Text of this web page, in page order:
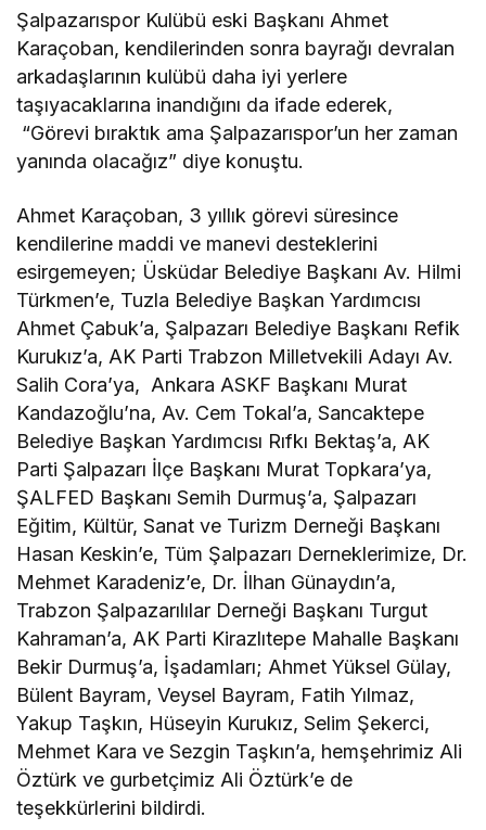
Şalpazarıspor Kulübü eski Başkanı Ahmet
Karaçoban, kendilerinden sonra bayrağı devralan
arkadaşlarının kulübü daha iyi yerlere
taşıyacaklarına inandığını da ifade ederek,
“Görevi bıraktık ama Şalpazarıspor’un her zaman
yanında olacağız” diye konuştu.
Ahmet Karaçoban, 3 yıllık görevi süresince
kendilerine maddi ve manevi desteklerini
esirgemeyen; Üsküdar Belediye Başkanı Av. Hilmi
Türkmen’e, Tuzla Belediye Başkan Yardımcısı
Ahmet Çabuk’a, Şalpazarı Belediye Başkanı Refik
Kurukız’a, AK Parti Trabzon Milletvekili Adayı Av.
Salih Cora’ya, Ankara ASKF Başkanı Murat
Kandazoğlu’na, Av. Cem Tokal’a, Sancaktepe
Belediye Başkan Yardımcısı Rıfkı Bektaş’a, AK
Parti Şalpazarı İlçe Başkanı Murat Topkara’ya,
ŞALFED Başkanı Semih Durmuş’a, Şalpazarı
Eğitim, Kültür, Sanat ve Turizm Derneği Başkanı
Hasan Keskin’e, Tüm Şalpazarı Derneklerimize, Dr.
Mehmet Karadeniz’e, Dr. İlhan Günaydın’a,
Trabzon Şalpazarılılar Derneği Başkanı Turgut
Kahraman’a, AK Parti Kirazlıtepe Mahalle Başkanı
Bekir Durmuş’a, İşadamları; Ahmet Yüksel Gülay,
Bülent Bayram, Veysel Bayram, Fatih Yılmaz,
Yakup Taşkın, Hüseyin Kurukız, Selim Şekerci,
Mehmet Kara ve Sezgin Taşkın’a, hemşehrimiz Ali
Öztürk ve gurbetçimiz Ali Öztürk’e de
teşekkürlerini bildirdi.